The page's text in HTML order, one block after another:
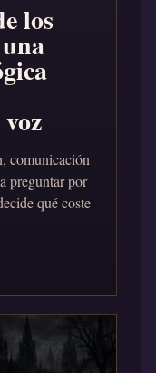
los
comunicación
preguntar por
qué coste